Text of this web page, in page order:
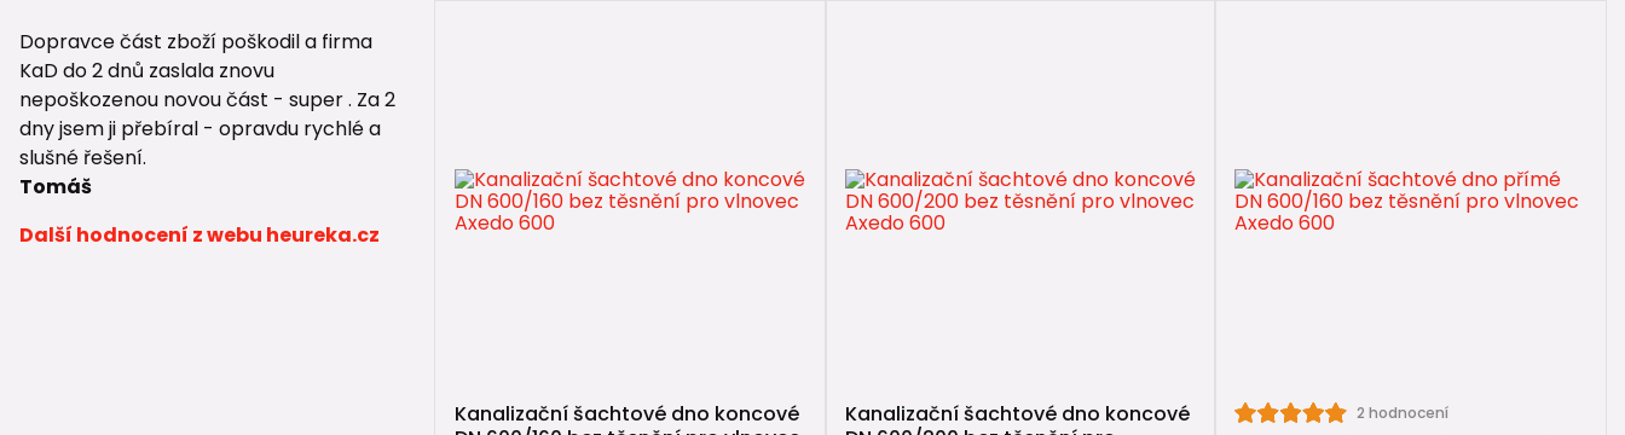
Dopravce část zboží poškodil a firma
KaD do 2 dnů zaslala znovu
nepoškozenou novou část - super . Za 2
dny jsem ji přebíral - opravdu rychlé a
slušné řešení.
Tomáš
Další hodnocení z webu heureka.cz
Kanalizační šachtové dno koncové
Kanalizační šachtové dno koncové
2 hodnocení